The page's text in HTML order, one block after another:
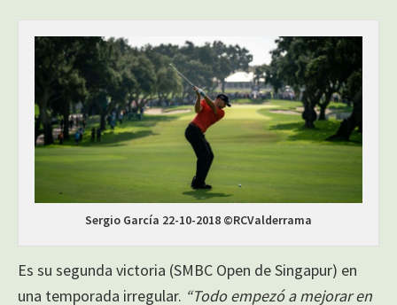
Sergio García 22-10-2018 ©RCValderrama
Es su segunda victoria (SMBC Open de Singapur) en
una temporada irregular. “Todo empezó a mejorar en